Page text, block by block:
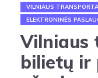
VILNIAUS
ELEKTRONINĖS
Vilniaus
bilietų ir